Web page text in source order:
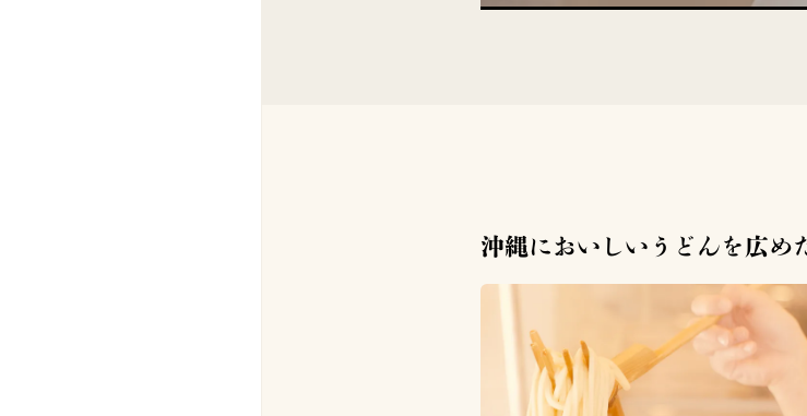
沖縄においしいうどんを広め